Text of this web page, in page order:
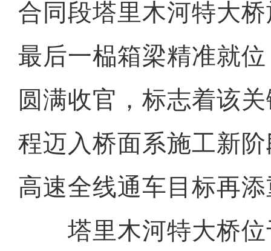
合同段塔里木河特大
最后一榀箱梁精准就
圆满收官，标志着该
程迈入桥面系施工新
高速全线通车目标再
塔里木河特大桥位